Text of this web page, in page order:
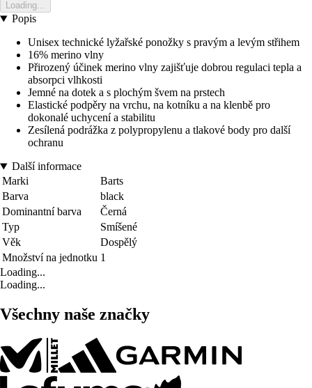
Loading...
Popis
Unisex technické lyžařské ponožky s pravým a levým střihem
16% merino vlny
Přirozený účinek merino vlny zajišťuje dobrou regulaci tepla a
absorpci vlhkosti
Jemné na dotek a s plochým švem na prstech
Elastické podpěry na vrchu, na kotníku a na klenbě pro
dokonalé uchycení a stabilitu
Zesílená podrážka z polypropylenu a tlakové body pro další
ochranu
Další informace
Marki
Barts
Barva
black
Dominantní barva
Černá
Typ
Smíšené
Věk
Dospělý
Množství na jednotku 1
Loading...
Loading...
Všechny naše značky